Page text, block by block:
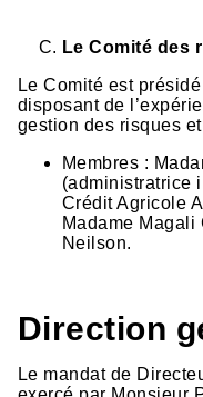
Le Comité des
Le Comité est
disposant de
gestion des risques
Membres :
(administratrice
Crédit Agricole
Madame Magali
Neilson.
Direction
Le mandat de